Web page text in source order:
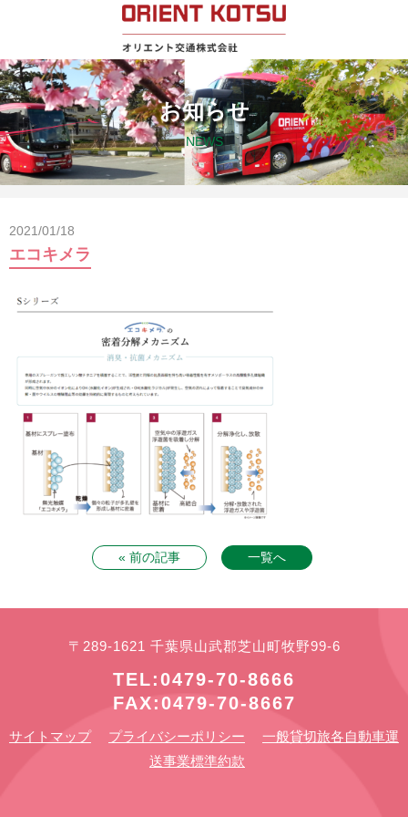
お知らせ
NEWS
2021/01/18
エコキメラ
« 前の記事 一覧へ
〒289-1621 千葉県山武郡芝山町牧野99-6
TEL:0479-70-8666
FAX:0479-70-8667
サイトマップ プライバシーポリシー
一般貸切旅各自動車運
送事業標準約款